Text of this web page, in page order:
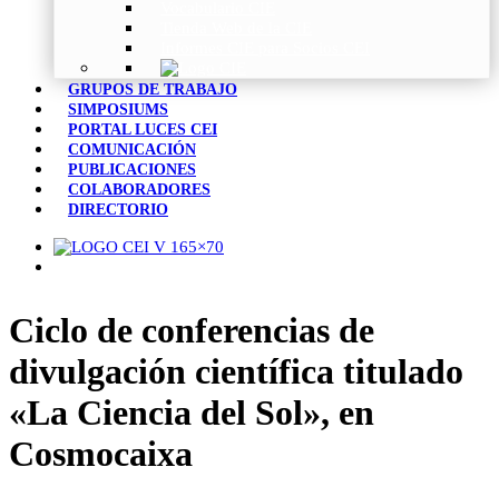
GRUPOS DE TRABAJO
SIMPOSIUMS
PORTAL LUCES CEI
COMUNICACIÓN
PUBLICACIONES
COLABORADORES
DIRECTORIO
Ciclo de conferencias de
divulgación científica titulado
«La Ciencia del Sol», en
Cosmocaixa